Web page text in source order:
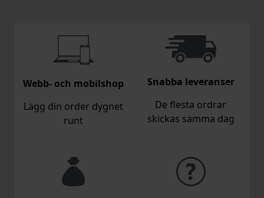
Webb- och mobilshop
Lägg din order dygnet
runt
Snabba leveranser
De flesta ordrar
skickas samma dag